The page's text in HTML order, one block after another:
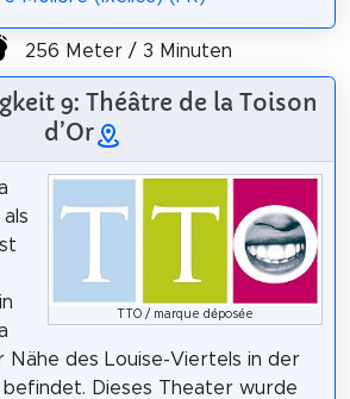
256 Meter / 3 Minuten
9: Théâtre de la Toison
d’Or
TTO / marque déposée
Nähe des Louise-Viertels in der
befindet. Dieses Theater wurde